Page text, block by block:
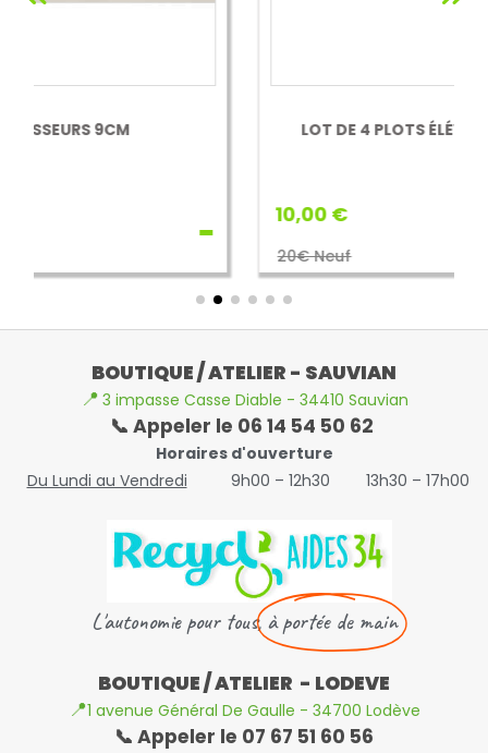
LOT DE 4 PLOTS ÉLÉVATEURS BETTERLIFE
BOUTIQUE / ATELIER - SAUVIAN
📍 3 impasse Casse Diable - 34410 Sauvian
📞 Appeler le 06 14 54 50 62
Horaires d'ouverture
Du Lundi au Vendredi
9h00 – 12h30 13h30 – 17h00
L'autonomie pour tous,à portée de main
BOUTIQUE / ATELIER - LODEVE
📍1 avenue Général De Gaulle - 34700 Lodève
📞 Appeler le 07 67 51 60 56